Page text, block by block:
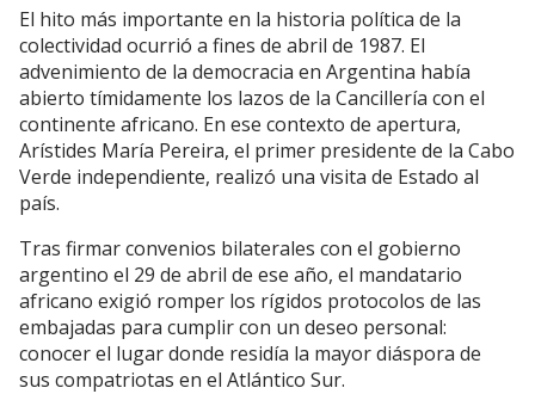
El hito más importante en la historia política de la
colectividad ocurrió a fines de abril de 1987. El
advenimiento de la democracia en Argentina había
abierto tímidamente los lazos de la Cancillería con el
continente africano. En ese contexto de apertura,
Arístides María Pereira, el primer presidente de la Cabo
Verde independiente, realizó una visita de Estado al
país.
Tras firmar convenios bilaterales con el gobierno
argentino el 29 de abril de ese año, el mandatario
africano exigió romper los rígidos protocolos de las
embajadas para cumplir con un deseo personal:
conocer el lugar donde residía la mayor diáspora de
sus compatriotas en el Atlántico Sur.